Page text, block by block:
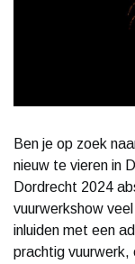
Ben je op zoek
nieuw te vieren in
Dordrecht 2024
vuurwerkshow
inluiden met een
prachtig vuurwerk,